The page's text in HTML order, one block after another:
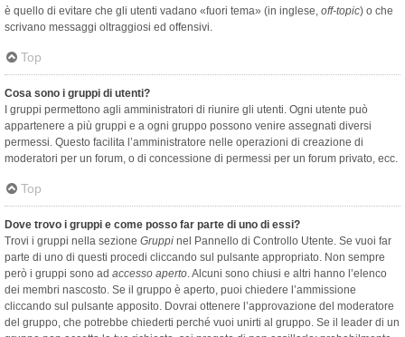
è quello di evitare che gli utenti vadano «fuori tema» (in inglese, off-topic) o che
scrivano messaggi oltraggiosi ed offensivi.
Top
Cosa sono i gruppi di utenti?
I gruppi permettono agli amministratori di riunire gli utenti. Ogni utente può
appartenere a più gruppi e a ogni gruppo possono venire assegnati diversi
permessi. Questo facilita l’amministratore nelle operazioni di creazione di
moderatori per un forum, o di concessione di permessi per un forum privato, ecc.
Top
Dove trovo i gruppi e come posso far parte di uno di essi?
Trovi i gruppi nella sezione Gruppi nel Pannello di Controllo Utente. Se vuoi far
parte di uno di questi procedi cliccando sul pulsante appropriato. Non sempre
però i gruppi sono ad accesso aperto. Alcuni sono chiusi e altri hanno l’elenco
dei membri nascosto. Se il gruppo è aperto, puoi chiedere l’ammissione
cliccando sul pulsante apposito. Dovrai ottenere l’approvazione del moderatore
del gruppo, che potrebbe chiederti perché vuoi unirti al gruppo. Se il leader di un